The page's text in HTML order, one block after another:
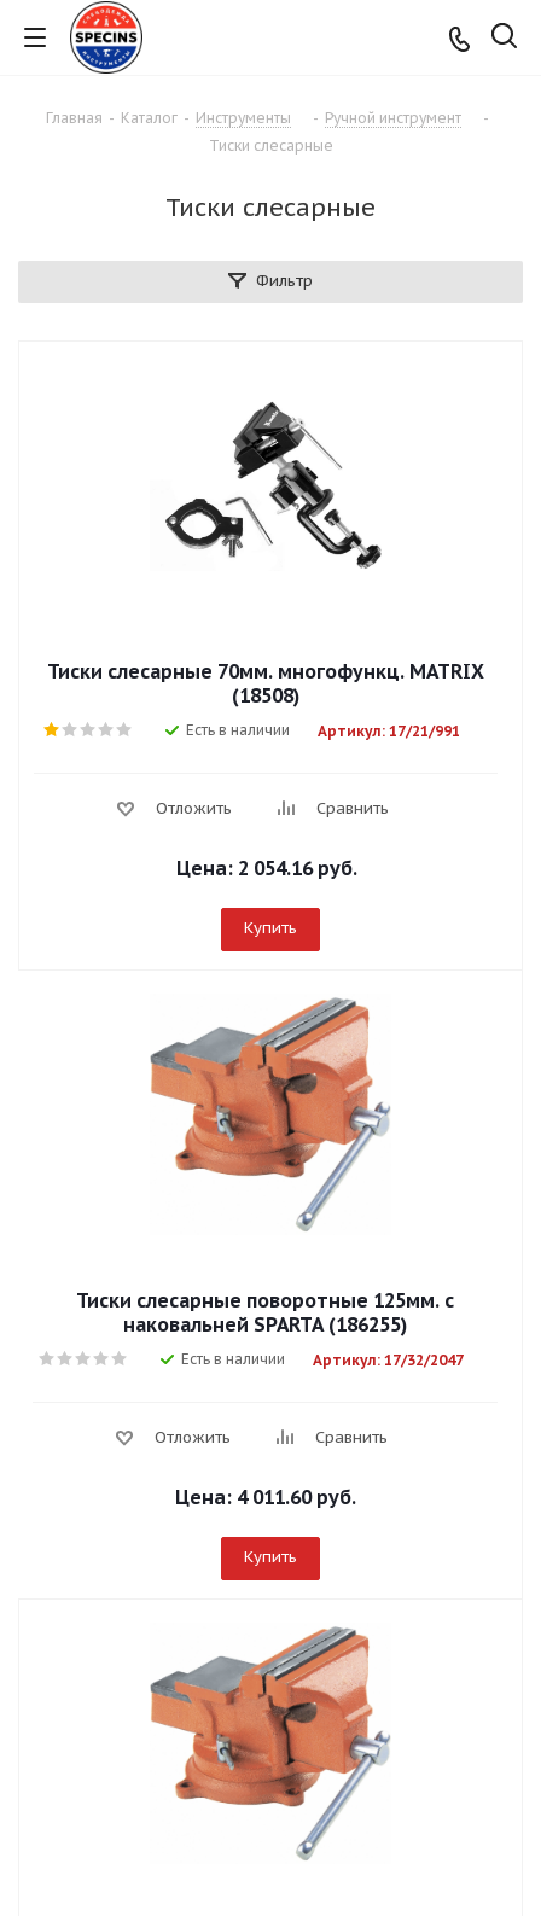
Главная - Каталог - Инструменты - Ручной инструмент
-
Тиски слесарные
Тиски слесарные
Фильтр
Тиски слесарные 70мм. многофункц. MATRIX
(18508)
Есть в наличии Артикул: 17/21/991
Отложить Сравнить
Цена: 2 054.16 руб.
Купить
Тиски слесарные поворотные 125мм. с
наковальней SPARTA (186255)
Есть в наличии Артикул: 17/32/2047
Отложить Сравнить
Цена: 4 011.60 руб.
Купить